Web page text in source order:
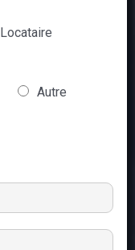
Locataire
Autre